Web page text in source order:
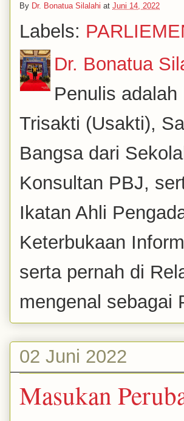
By Dr. Bonatua Silalahi at Juni 14, 2022
Labels:
Dr. Bonatua
Penulis
Trisakti (Usakti),
Bangsa dari
Konsultan PBJ,
Ikatan Ahli
Keterbukaan
serta pernah di
mengenal sebagai
02 Juni 2022
Masukan